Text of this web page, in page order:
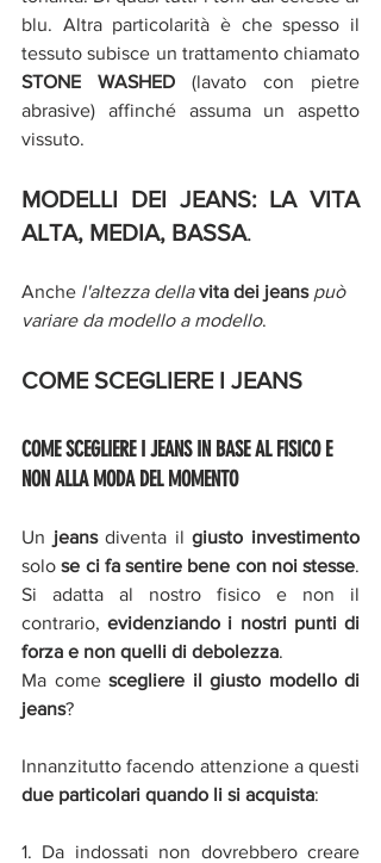
blu. Altra particolarità è che spesso il
STONE WASHED (lavato con pietre
abrasive) affinché assuma un aspetto
vissuto.
MODELLI DEI JEANS: LA VITA
ALTA, MEDIA, BASSA.
Anche l'altezza della vita dei jeans può
variare da modello a modello.
COME SCEGLIERE I JEANS
COME SCEGLIERE I JEANS IN BASE AL FISICO E
NON ALLA MODA DEL MOMENTO
Un jeans diventa il giusto investimento
solo se ci fa sentire bene con noi stesse.
Si adatta al nostro fisico e non il
contrario, evidenziando i nostri punti di
forza e non quelli di debolezza.
Ma come scegliere il giusto modello di
jeans?
due particolari quando li si acquista:
1. Da indossati non dovrebbero creare